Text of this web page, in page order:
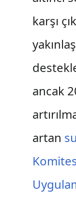
karşı
ancak
artan